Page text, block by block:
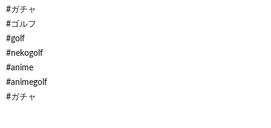
#ガチャ
#ゴルフ
#golf
#nekogolf
#anime
#animegolf
#ガチャ